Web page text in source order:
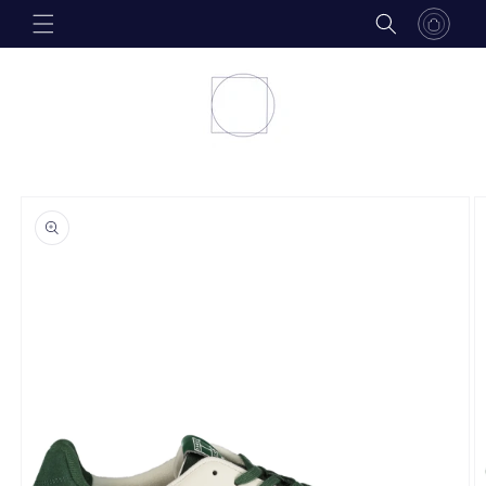
Skip to
content
product
information